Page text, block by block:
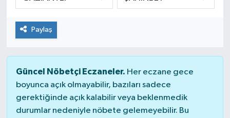
Paylaş
Güncel Nöbetçi Eczaneler. Her eczane gece
boyunca açık olmayabilir, bazıları sadece
gerektiğinde açık kalabilir veya beklenmedik
durumlar nedeniyle nöbete gelemeyebilir. Bu